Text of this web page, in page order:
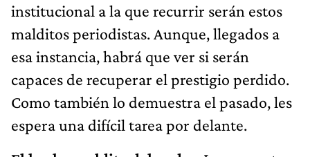
institucional a la que recurrir serán estos
malditos periodistas. Aunque, llegados a
esa instancia, habrá que ver si serán
capaces de recuperar el prestigio perdido.
Como también lo demuestra el pasado, les
espera una difícil tarea por delante.